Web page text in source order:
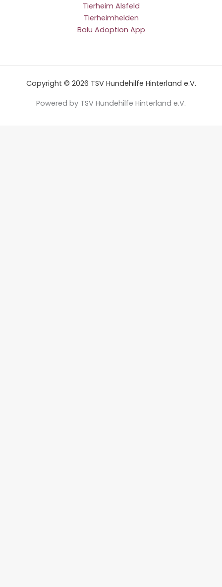
Tierheim Alsfeld
Tierheimhelden
Balu Adoption App
Copyright © 2026 TSV Hundehilfe Hinterland e.V.
Powered by TSV Hundehilfe Hinterland e.V.